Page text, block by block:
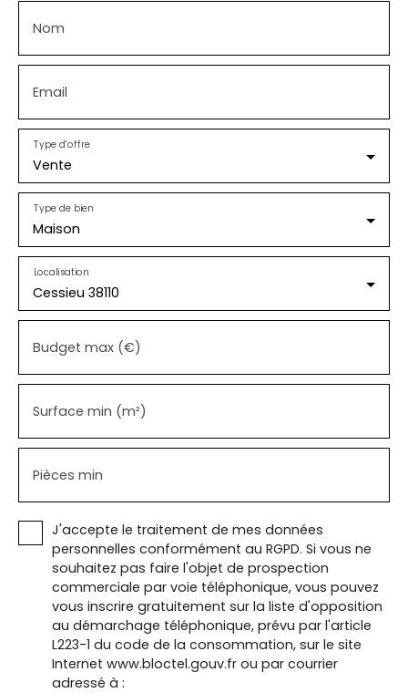
Nom
Email
Vente
Type d'offre
Maison
Type de bien
Cessieu 38110
Localisation
Budget max (€)
Surface min (m²)
Pièces min
J'accepte le traitement de mes données
personnelles conformément au RGPD. Si vous ne
souhaitez pas faire l'objet de prospection
commerciale par voie téléphonique, vous pouvez
vous inscrire gratuitement sur la liste d'opposition
au démarchage téléphonique, prévu par l'article
L223-1 du code de la consommation, sur le site
Internet www.bloctel.gouv.fr ou par courrier
adressé à :